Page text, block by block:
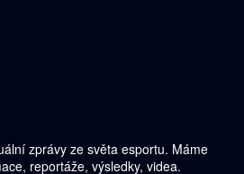
zprávy ze světa esportu. Máme
reportáže, výsledky, videa.